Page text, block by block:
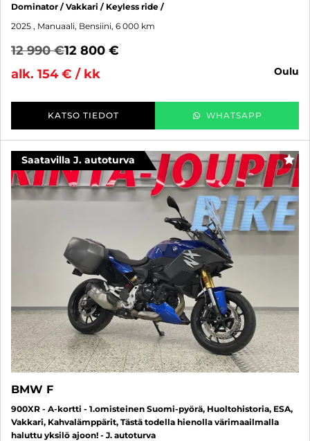
Dominator / Vakkari / Keyless ride /
2025 , Manuaali, Bensiini, 6 000 km
12 990 €12 800 €
alk. 154 € / kk
oulu
KATSO TIEDOT WHATSAPP
Saatavilla J. autoturva
BMW F
900XR - A-kortti - 1.omisteinen Suomi-pyörä, Huoltohistoria, ESA,
Vakkari, Kahvalämppärit, Tästä todella hienolla värimaailmalla
haluttu yksilö ajoon! - J. autoturva